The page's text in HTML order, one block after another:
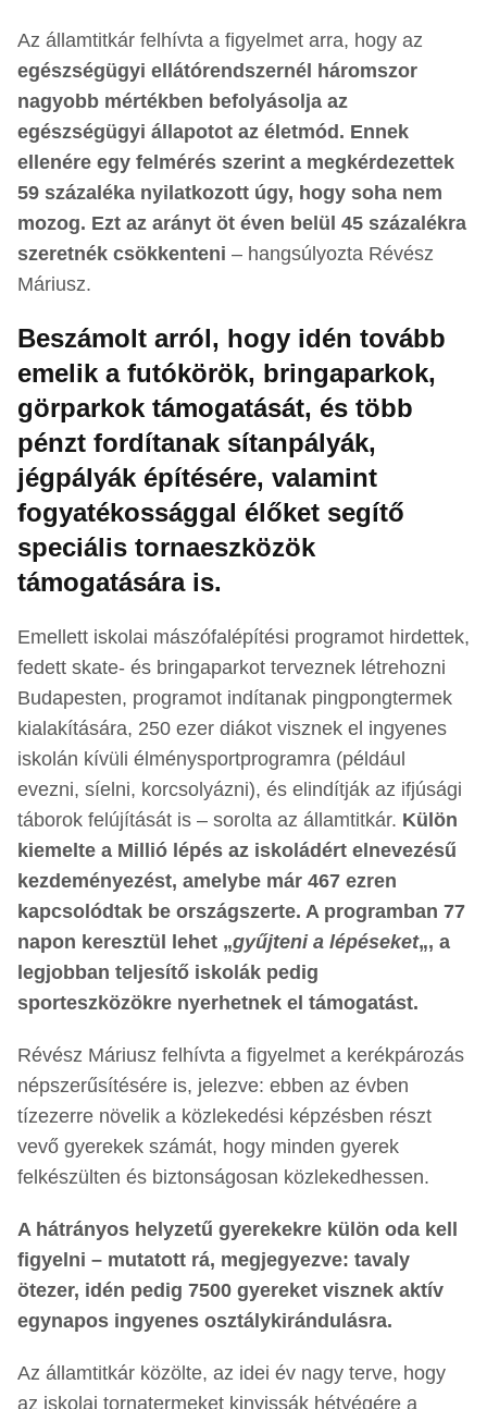
Az államtitkár felhívta a figyelmet arra, hogy az
egészségügyi ellátórendszernél háromszor
nagyobb mértékben befolyásolja az
egészségügyi állapotot az életmód. Ennek
ellenére egy felmérés szerint a megkérdezettek
59 százaléka nyilatkozott úgy, hogy soha nem
mozog. Ezt az arányt öt éven belül 45 százalékra
szeretnék csökkenteni – hangsúlyozta Révész
Máriusz.
Beszámolt arról, hogy idén tovább
emelik a futókörök, bringaparkok,
görparkok támogatását, és több
pénzt fordítanak sítanpályák,
jégpályák építésére, valamint
fogyatékossággal élőket segítő
speciális tornaeszközök
támogatására is.
Emellett iskolai mászófalépítési programot hirdettek,
fedett skate- és bringaparkot terveznek létrehozni
Budapesten, programot indítanak pingpongtermek
kialakítására, 250 ezer diákot visznek el ingyenes
iskolán kívüli élménysportprogramra (például
evezni, síelni, korcsolyázni), és elindítják az ifjúsági
táborok felújítását is – sorolta az államtitkár. Külön
kiemelte a Millió lépés az iskoládért elnevezésű
kezdeményezést, amelybe már 467 ezren
kapcsolódtak be országszerte. A programban 77
napon keresztül lehet „gyűjteni a lépéseket„, a
legjobban teljesítő iskolák pedig
sporteszközökre nyerhetnek el támogatást.
Révész Máriusz felhívta a figyelmet a kerékpározás
népszerűsítésére is, jelezve: ebben az évben
tízezerre növelik a közlekedési képzésben részt
vevő gyerekek számát, hogy minden gyerek
felkészülten és biztonságosan közlekedhessen.
A hátrányos helyzetű gyerekekre külön oda kell
figyelni – mutatott rá, megjegyezve: tavaly
ötezer, idén pedig 7500 gyereket visznek aktív
egynapos ingyenes osztálykirándulásra.
Az államtitkár közölte, az idei év nagy terve, hogy
az iskolai tornatermeket kinyissák hétvégére a